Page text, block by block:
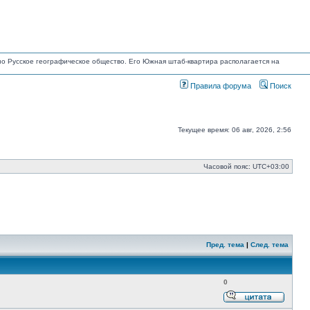
Русское географическое общество. Его Южная штаб-квартира располагается на
Правила форума Поиск
Текущее время: 06 авг, 2026, 2:56
Часовой пояс: UTC+03:00
Пред. тема | След. тема
0